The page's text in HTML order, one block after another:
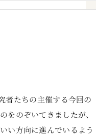
者たちの主催する今回の
をのぞいてきましたが、
い方向に進んでいるよう